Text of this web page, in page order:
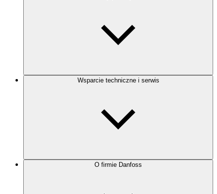
Wsparcie techniczne i serwis
O firmie Danfoss